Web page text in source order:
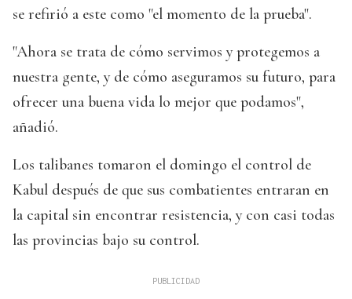
se refirió a este como "el momento de la prueba".
"Ahora se trata de cómo servimos y protegemos a
nuestra gente, y de cómo aseguramos su futuro, para
ofrecer una buena vida lo mejor que podamos",
añadió.
Los talibanes tomaron el domingo el control de
Kabul después de que sus combatientes entraran en
la capital sin encontrar resistencia, y con casi todas
las provincias bajo su control.